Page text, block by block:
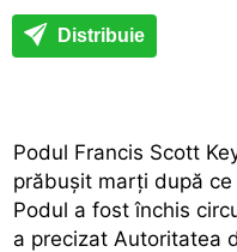
Distribuie
Podul Francis Scott
prăbușit marți după
Podul a fost închis
a precizat Autoritatea